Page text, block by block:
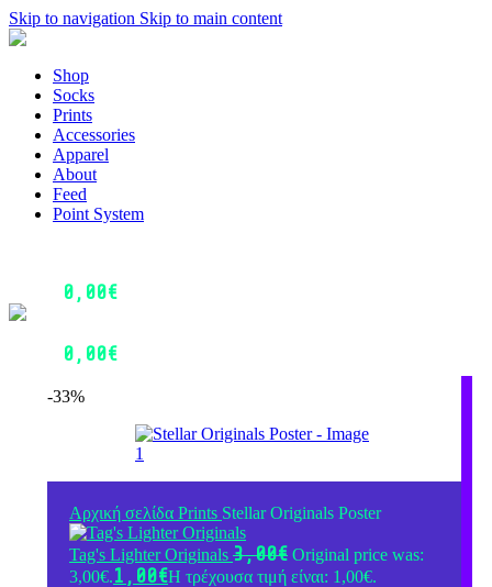
Skip to navigation Skip to main content
Shop
Socks
Prints
Accessories
Apparel
About
Feed
Point System
0,00€
0,00€
-33%
Αρχική σελίδα Prints Stellar Originals Poster
Tag's Lighter Originals 3,00€ Original price was:
3,00€.1,00€Η τρέχουσα τιμή είναι: 1,00€.